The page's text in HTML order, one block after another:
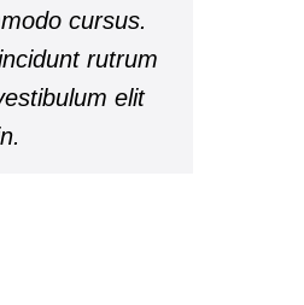
cursus.
rutrum
elit